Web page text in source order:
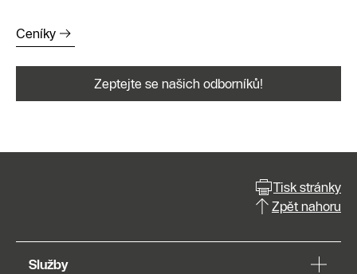
Ceníky
Zeptejte se našich odborníků!
Tisk stránky
Zpět nahoru
Služby